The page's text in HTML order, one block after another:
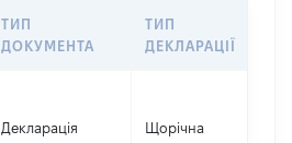
ТИП
ДОКУМЕНТА
ТИП
ДЕКЛАРАЦІЇ
Декларація Щорічна